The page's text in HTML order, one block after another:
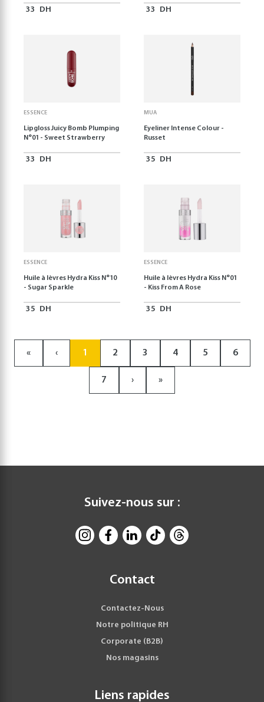
33 DH 33 DH
ESSENCE
Lipgloss Juicy Bomb Plumping
N°01 - Sweet Strawberry
33 DH
MUA
Eyeliner Intense Colour -
Russet
35 DH
ESSENCE
Huile à lèvres Hydra Kiss N°10
- Sugar Sparkle
35 DH
ESSENCE
Huile à lèvres Hydra Kiss N°01
- Kiss From A Rose
35 DH
« ‹ 1 2 3 4 5 6
7 › »
Suivez-nous sur :
Contact
Contactez-Nous
Notre politique RH
Corporate (B2B)
Nos magasins
Liens rapides